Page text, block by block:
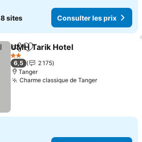
8 sites Consulter les prix
PartagerAjouter à mes favoris
UMH Tarik Hotel
2 Étoiles
6,5
2 175
Tanger
Charme classique de Tanger